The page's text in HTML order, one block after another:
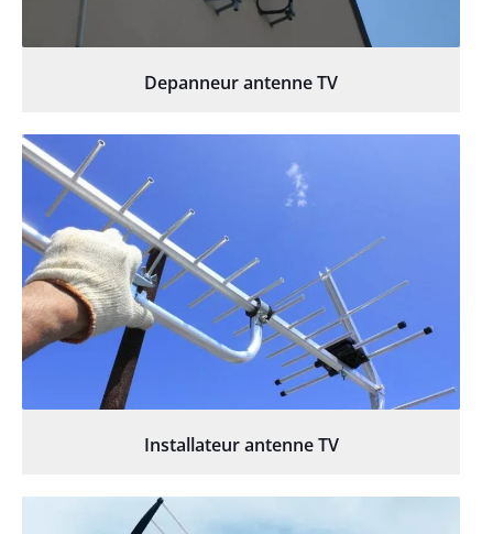
Depanneur antenne TV
Installateur antenne TV